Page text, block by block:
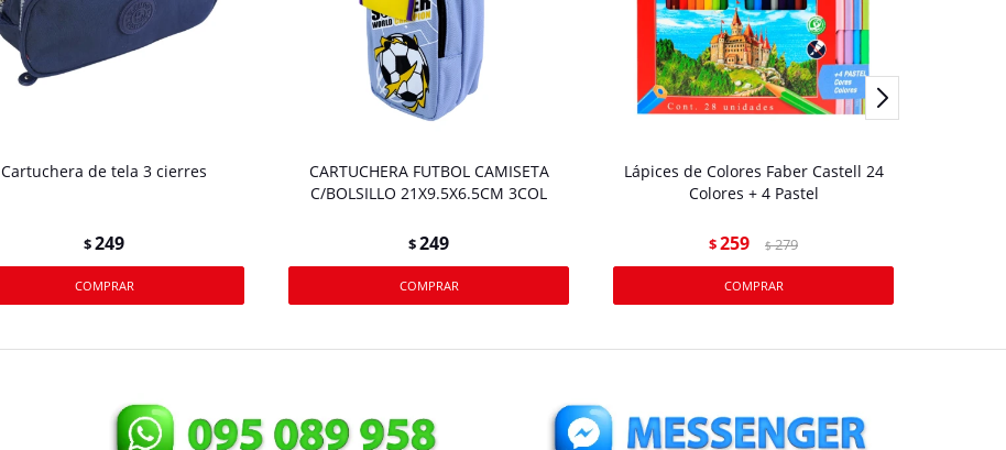
Cartuchera de tela 3 cierres
$249
CARTUCHERA FUTBOL CAMISETA
C/BOLSILLO 21X9.5X6.5CM 3COL
$249
Lápices de Colores Faber Castell 24
Colores + 4 Pastel
$259 $ 279